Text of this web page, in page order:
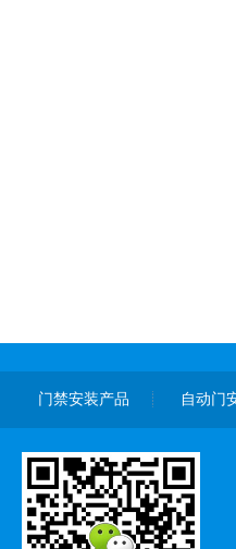
门禁安装产品 自动门